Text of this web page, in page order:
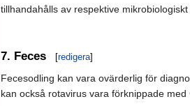
tillhandahålls av respektive
7. Feces [redigera]
Fecesodling kan vara ovärderlig för
kan också rotavirus vara förknippade med